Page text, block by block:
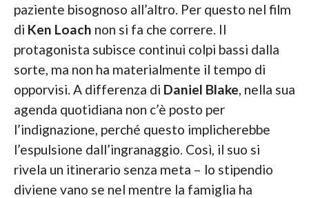
paziente bisognoso all’altro. Per questo nel film
di Ken Loach non si fa che correre. Il
protagonista subisce continui colpi bassi dalla
sorte, ma non ha materialmente il tempo di
opporvisi. A differenza di Daniel Blake, nella sua
agenda quotidiana non c’è posto per
l’indignazione, perché questo implicherebbe
l’espulsione dall’ingranaggio. Così, il suo si
rivela un itinerario senza meta – lo stipendio
diviene vano se nel mentre la famiglia ha